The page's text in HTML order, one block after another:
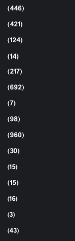
(446)
(421)
(124)
(14)
(217)
(692)
(7)
(98)
(960)
(30)
(15)
(15)
(16)
(3)
(43)